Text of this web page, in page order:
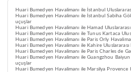
Huari Bumedyen Havalimanı ile İstanbul
Huari Bumedyen Havalimanı ile İstanbul Sabiha
uçuşlar
Huari Bumedyen Havalimanı ile Hamad
Huari Bumedyen Havalimanı ile Tunus Kartaca
Huari Bumedyen Havalimanı ile Paris Orly
Huari Bumedyen Havalimanı ile Kahire Uluslararası
Huari Bumedyen Havalimanı ile Paris Charles de
Huari Bumedyen Havalimanı ile Guangzhou Baiyun
uçuşlar
Huari Bumedyen Havalimanı ile Marsilya Provence